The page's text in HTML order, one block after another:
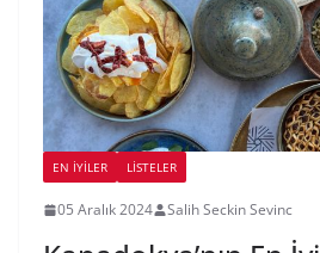
EN İYILER LİSTELER
05 Aralık 2024 Salih Seckin Sevinc